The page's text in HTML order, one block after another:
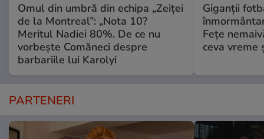
Omul din umbră din echipa „Zeiței
de la Montreal”: „Nota 10?
Meritul Nadiei 80%. De ce nu
vorbește Comăneci despre
barbariile lui Karolyi
Giganții
Fețe
ceva vreme
PARTENERI